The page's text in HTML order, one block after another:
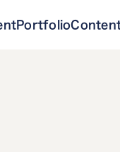
Portfolio